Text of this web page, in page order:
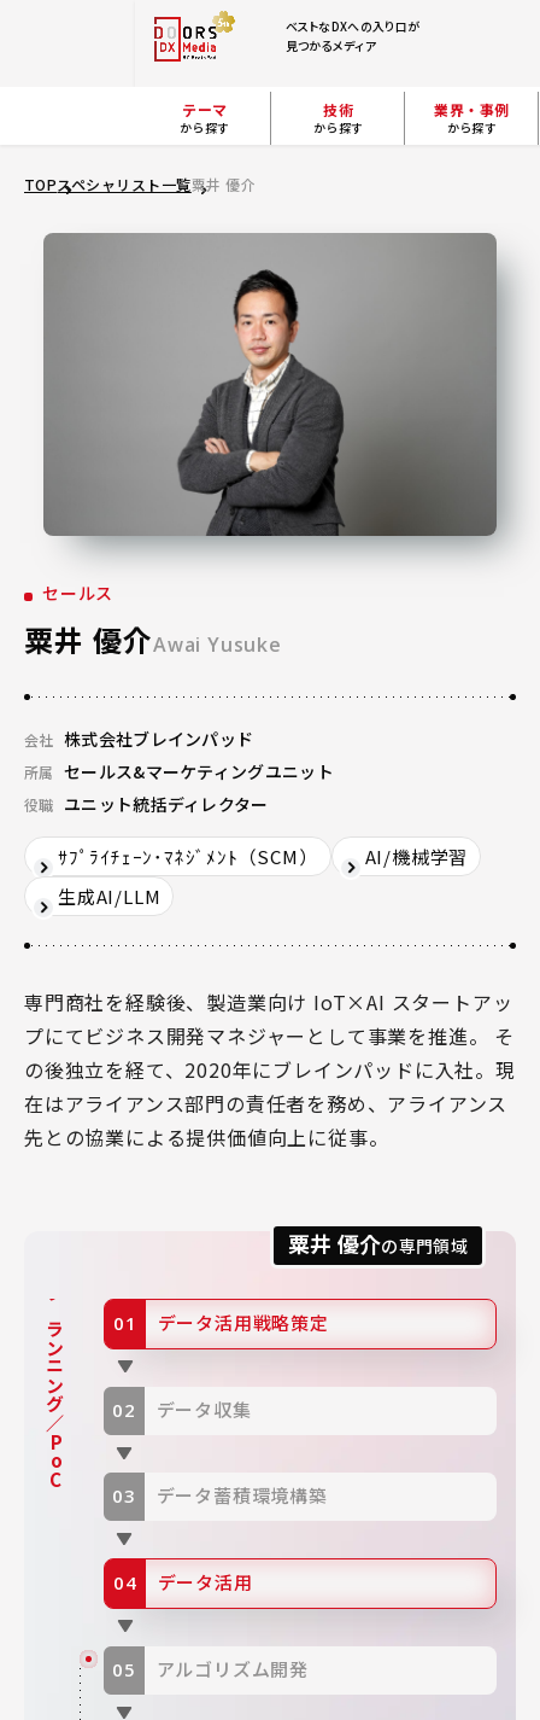
ベストなDXへの入り口が
見つかるメディア
テーマ
から探す
技術
から探す
業界・事例
から探す
TOPスペシャリスト一覧粟井 優介
セールス
粟井 優介Awai Yusuke
会社 株式会社ブレインパッド
所属 セールス&マーケティングユニット
役職 ユニット統括ディレクター
ｻﾌﾟﾗｲﾁｪｰﾝ･ﾏﾈｼﾞﾒﾝﾄ（SCM）
AI/機械学習
生成AI/LLM
専門商社を経験後、製造業向け IoT×AI スタートアッ
プにてビジネス開発マネジャーとして事業を推進。 そ
の後独立を経て、2020年にブレインパッドに入社。現
在はアライアンス部門の責任者を務め、アライアンス
先との協業による提供価値向上に従事。
粟井 優介の専門領域
プランニング／PoC データ活用戦略策定
データ収集
データ蓄積環境構築
データ活用
アルゴリズム開発